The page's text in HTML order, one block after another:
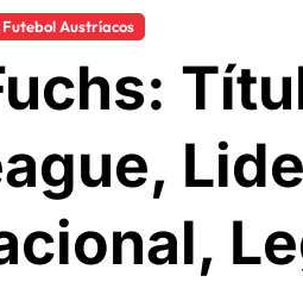
Austríacos